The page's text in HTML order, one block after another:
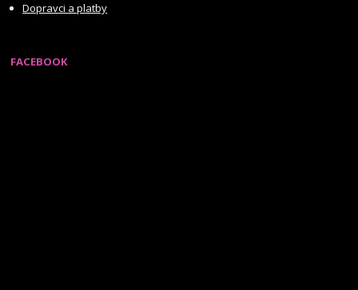
Dopravci a platby
FACEBOOK